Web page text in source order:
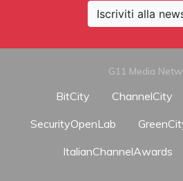
Iscriviti alla
G11 Media
BitCity ChannelCity
SecurityOpenLab
ItalianChannelAwards